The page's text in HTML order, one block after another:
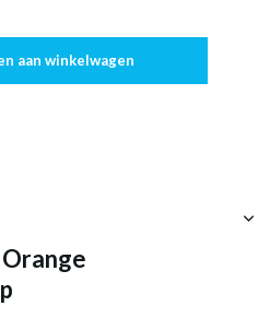
aan winkelwagen